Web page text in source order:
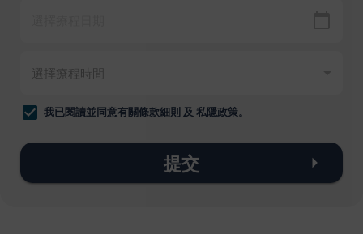
我已閱讀並同意有關條款細則 及 私隱政策。
提交